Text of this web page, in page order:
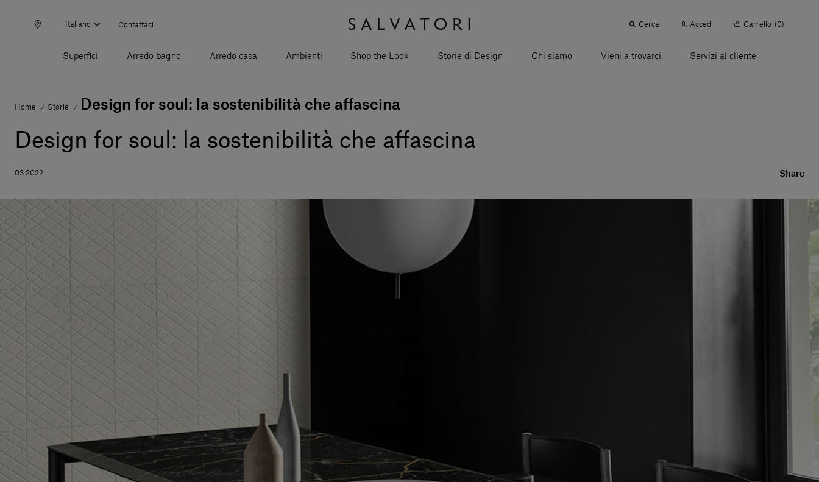
Italiano Contattaci Cerca Accedi Carrello (0)
Superfici Arredo bagno Arredo casa Ambienti Shop the Look Storie di Design Chi siamo Vieni a trovarci Servizi al cliente
Home / Storie / Design for soul: la sostenibilità che affascina
Design for soul: la sostenibilità che affascina
03.2022 Share